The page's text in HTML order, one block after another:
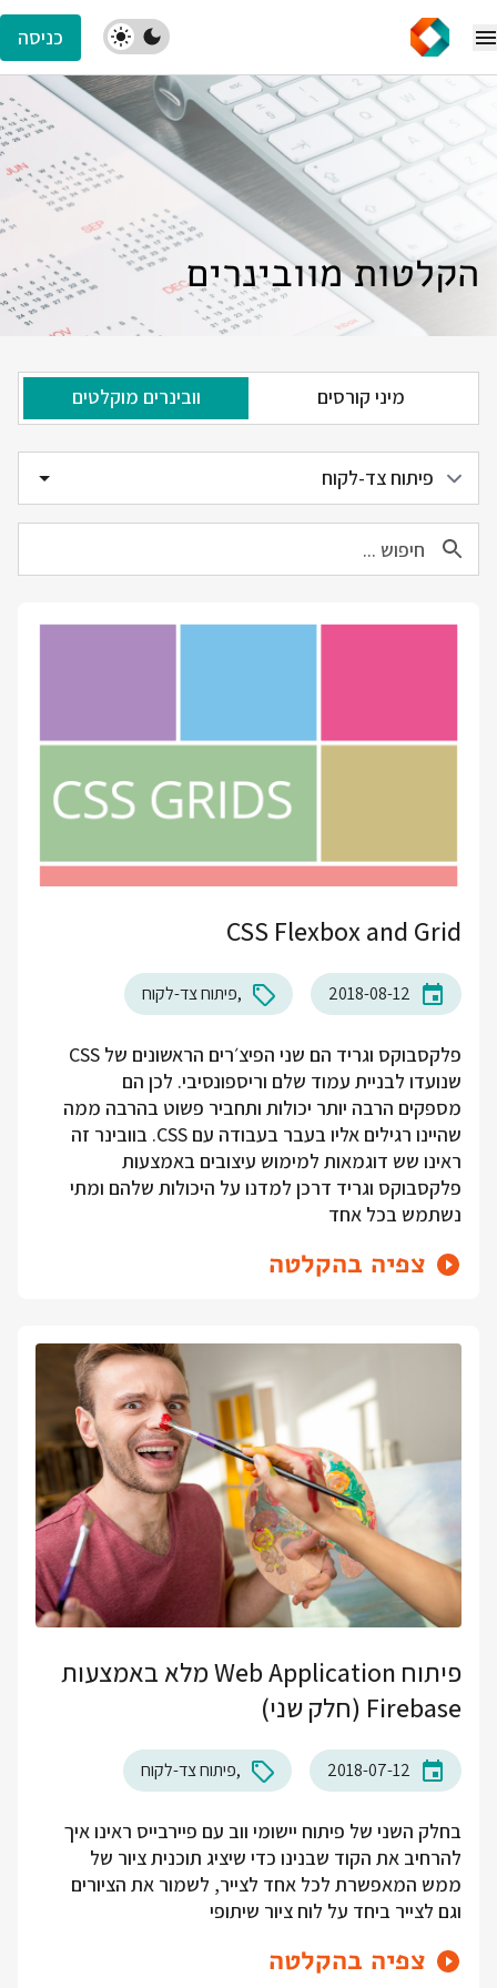
כניסה
הקלטות מוובינרים
מיני קורסים וובינרים מוקלטים
CSS Flexbox and Grid
2018-08-12 פיתוח צד-לקוח
פלקסבוקס וגריד הם שני הפיצ׳רים הראשונים של CSS
שנועדו לבניית עמוד שלם וריספונסיבי. לכן הם
מספקים הרבה יותר יכולות ותחביר פשוט בהרבה ממה
שהיינו רגילים אליו בעבר בעבודה עם CSS. בוובינר זה
ראינו שש דוגמאות למימוש עיצובים באמצעות
פלקסבוקס וגריד דרכן למדנו על היכולות שלהם ומתי
נשתמש בכל אחד
צפיה בהקלטה
פיתוח Web Application מלא באמצעות
Firebase (חלק שני)
2018-07-12 פיתוח צד-לקוח
בחלק השני של פיתוח יישומי ווב עם פיירבייס ראינו איך
להרחיב את הקוד שבנינו כדי שיציג תוכנית ציור של
ממש המאפשרת לכל אחד לצייר, לשמור את הציורים
וגם לצייר ביחד על לוח ציור שיתופי
צפיה בהקלטה